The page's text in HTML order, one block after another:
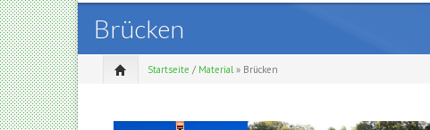
Brücken
Startseite / Material» Brücken